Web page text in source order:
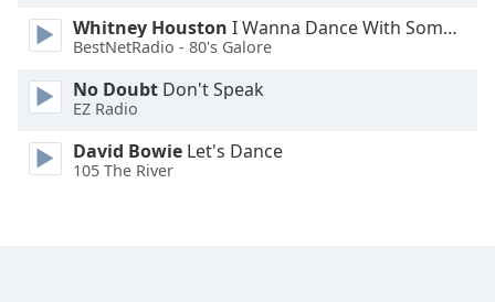
Opacity
Font
Whitney Houston I Wanna Dance With Somebody
BestNetRadio - 80's Galore
No Doubt Don't Speak
EZ Radio
David Bowie Let's Dance
105 The River